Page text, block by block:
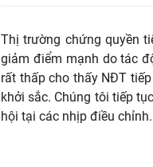
Thị trường chứng quyền
giảm điểm mạnh do tác
rất thấp cho thấy NĐT
khởi sắc. Chúng tôi tiếp
hội tại các nhịp điều chỉnh.